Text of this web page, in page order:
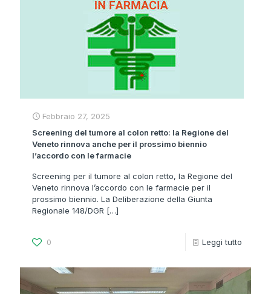
Febbraio 27, 2025
Screening del tumore al colon retto: la Regione del
Veneto rinnova anche per il prossimo biennio
l’accordo con le farmacie
Screening per il tumore al colon retto, la Regione del
Veneto rinnova l’accordo con le farmacie per il
prossimo biennio. La Deliberazione della Giunta
Regionale 148/DGR […]
0 Leggi tutto